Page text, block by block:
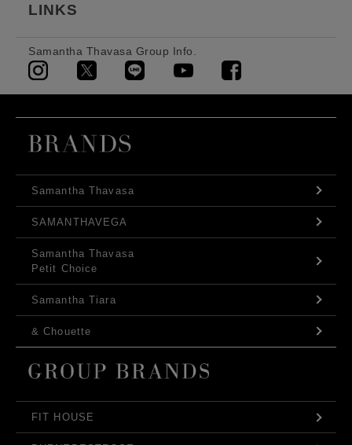
LINKS
Samantha Thavasa Group Info.
Samantha Thavasa
SAMANTHAVEGA
Samantha Thavasa
Petit Choice
Samantha Tiara
& Chouette
FIT HOUSE